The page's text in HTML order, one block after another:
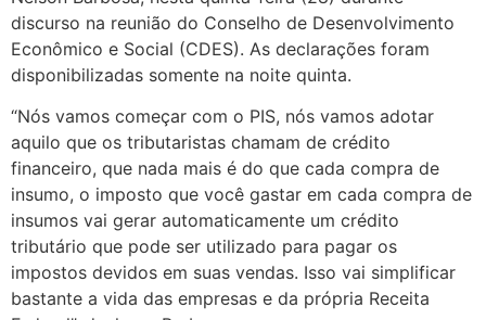
discurso na reunião do Conselho de Desenvolvimento
Econômico e Social (CDES). As declarações foram
disponibilizadas somente na noite quinta.
“Nós vamos começar com o PIS, nós vamos adotar
aquilo que os tributaristas chamam de crédito
financeiro, que nada mais é do que cada compra de
insumo, o imposto que você gastar em cada compra de
insumos vai gerar automaticamente um crédito
tributário que pode ser utilizado para pagar os
impostos devidos em suas vendas. Isso vai simplificar
bastante a vida das empresas e da própria Receita